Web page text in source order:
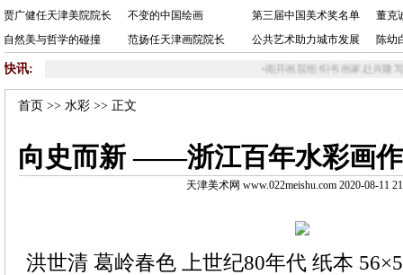
贾广健任天津美院院长 不变的中国绘画 第三届中国美术奖名单
董克
自然美与哲学的碰撞
范扬任天津画院院长 公共艺术助力城市发展 陈幼
快讯: 南开画院组织书画家赴兴隆写生基地
首页 >>水彩 >> 正文
向史而新 ——浙江百年水彩画
天津美术网 www.022meishu.com 2020-08-11
洪世清 葛岭春色 上世纪80年代 纸本